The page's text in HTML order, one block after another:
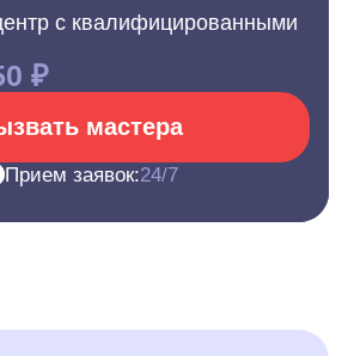
с квалифицированными
₽
мастера
Прием заявок:24/7